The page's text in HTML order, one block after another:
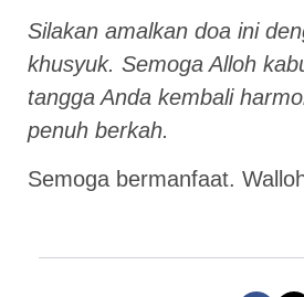
Silakan amalkan doa ini
khusyuk. Semoga Alloh
tangga Anda kembali
penuh berkah.
Semoga bermanfaat.